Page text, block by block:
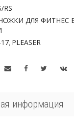
RS
ДЛЯ ФИТНЕС
PLEASER
информация